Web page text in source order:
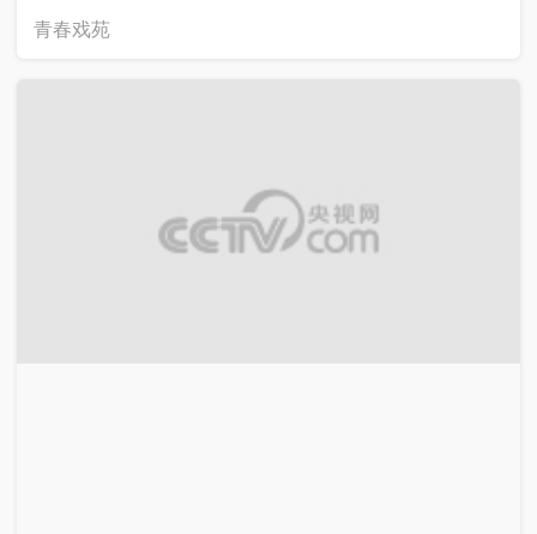
青春戏苑